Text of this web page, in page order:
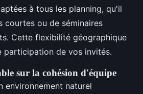
à tous les planning, qu'il
courtes ou de séminaires
Cette flexibilité géographique
participation de vos invités.
sur la cohésion d'équipe
environnement naturel